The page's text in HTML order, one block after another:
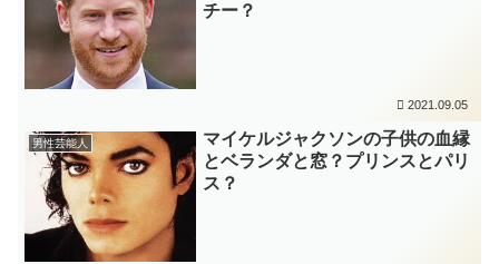
チー？
2021.09.05
男性芸能人
マイケルジャクソンの子供の血縁
とベランダと窓？プリンスとパリ
ス？